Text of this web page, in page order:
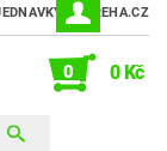
0 0 Kč